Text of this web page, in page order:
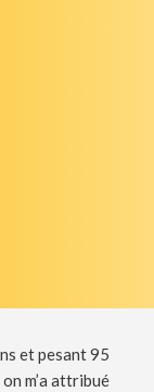
et pesant 95
m’a attribué